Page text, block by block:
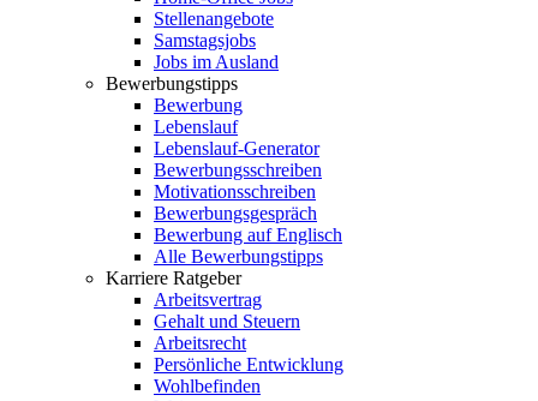
Stellenangebote
Samstagsjobs
Jobs im Ausland
Bewerbungstipps
Bewerbung
Lebenslauf
Lebenslauf-Generator
Bewerbungsschreiben
Motivationsschreiben
Bewerbungsgespräch
Bewerbung auf Englisch
Alle Bewerbungstipps
Karriere Ratgeber
Arbeitsvertrag
Gehalt und Steuern
Arbeitsrecht
Persönliche Entwicklung
Wohlbefinden